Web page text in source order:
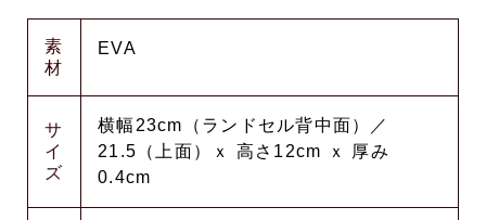
素
材
EVA
サ
イ
ズ
横幅23cm（ランドセル背中面）／
21.5（上面）ｘ 高さ12cm ｘ 厚み
0.4cm